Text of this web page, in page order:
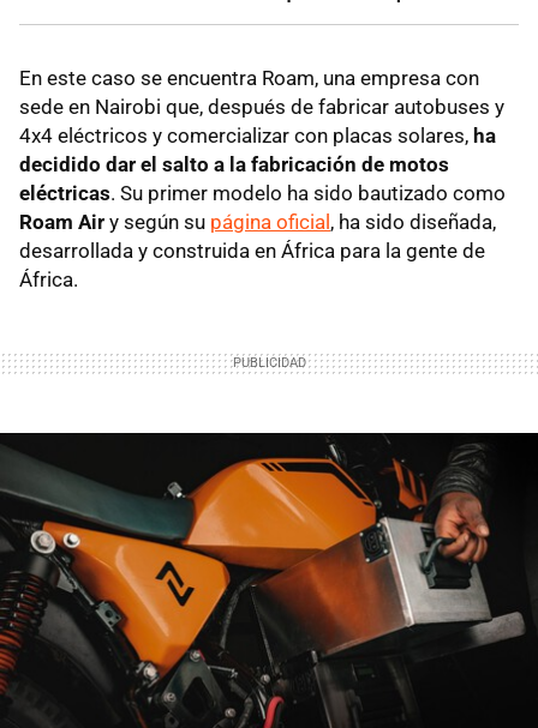
En este caso se encuentra Roam, una empresa con
sede en Nairobi que, después de fabricar autobuses y
4x4 eléctricos y comercializar con placas solares, ha
decidido dar el salto a la fabricación de motos
eléctricas. Su primer modelo ha sido bautizado como
Roam Air y según su página oficial, ha sido diseñada,
desarrollada y construida en África para la gente de
África.